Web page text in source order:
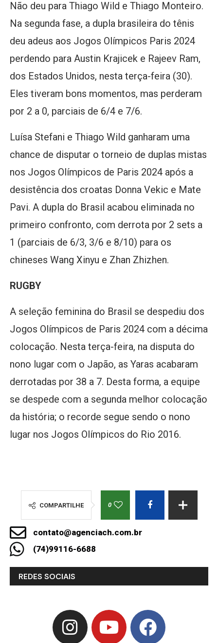
Não deu para Thiago Wild e Thiago Monteiro.
Na segunda fase, a dupla brasileira do tênis
deu adeus aos Jogos Olímpicos Paris 2024
perdendo para Austin Krajicek e Rajeev Ram,
dos Estados Unidos, nesta terça-feira (30).
Eles tiveram bons momentos, mas perderam
por 2 a 0, parciais de 6/4 e 7/6.
Luísa Stefani e Thiago Wild ganharam uma
chance de disputar o torneio de duplas mistas
nos Jogos Olímpicos de Paris 2024 após a
desistência dos croatas Donna Vekic e Mate
Pavi. A dupla do Brasil acabou eliminada no
primeiro confronto, com derrota por 2 sets a
1 (parciais de 6/3, 3/6 e 8/10) para os
chineses Wang Xinyu e Zhan Zhizhen.
RUGBY
A seleção feminina do Brasil se despediu dos
Jogos Olímpicos de Paris 2024 com a décima
colocação. Nesta terça-feira, na disputa do
nono lugar com o Japão, as Yaras acabaram
derrotadas por 38 a 7. Desta forma, a equipe
se despede com a segunda melhor colocação
da história; o recorde segue sendo o nono
lugar nos Jogos Olímpicos do Rio 2016.
COMPARTILHE 0
contato@agenciach.com.br
(74)99116-6688
REDES SOCIAIS